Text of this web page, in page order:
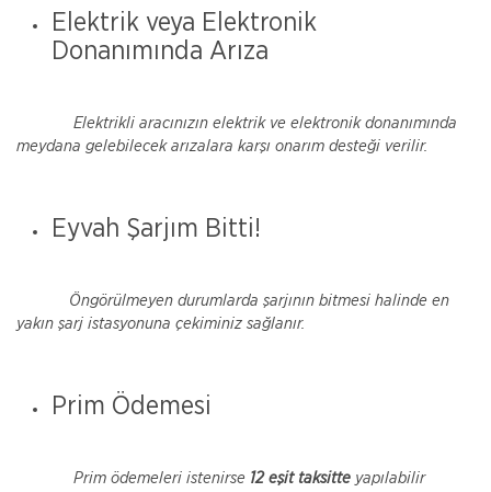
Elektrik veya Elektronik
Donanımında Arıza
Elektrikli aracınızın elektrik ve elektronik donanımında
meydana gelebilecek arızalara karşı onarım desteği verilir.
Eyvah Şarjım Bitti!
Öngörülmeyen durumlarda şarjının bitmesi halinde en
yakın şarj istasyonuna çekiminiz sağlanır.
Prim Ödemesi
Prim ödemeleri istenirse 12 eşit taksitte yapılabilir